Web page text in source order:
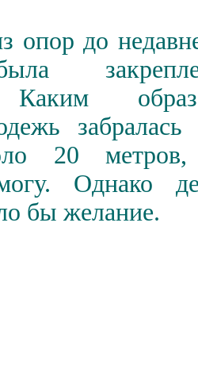
опор до
Каким
забралась
20
Однако
бы желание.